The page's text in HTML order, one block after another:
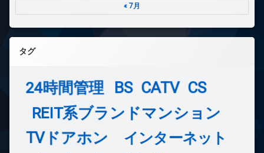
« 7月
タグ
24時間管理 BS CATV CS
REIT系ブランドマンション
TVドアホン インターネット